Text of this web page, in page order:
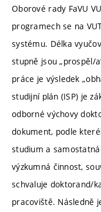
Oborové rady FaVU
programech se na
systému. Délka
stupně jsou „prospěl/
práce je výsledek
studijní plán (ISP) je
odborné výchovy
dokument, podle
studium a
výzkumná činnost,
schvaluje doktorand/
pracoviště. Následně